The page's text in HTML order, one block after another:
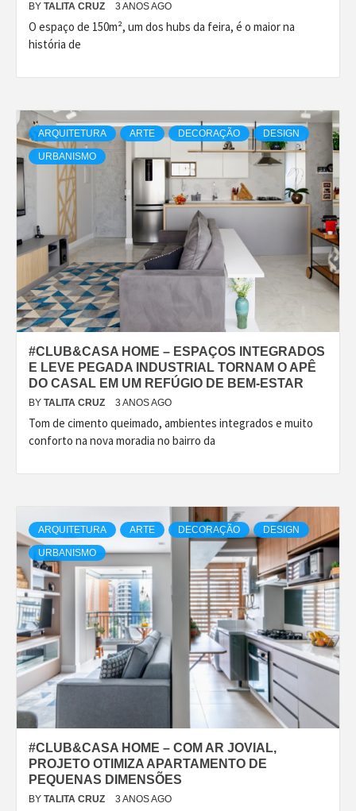
BY TALITA CRUZ 3 ANOS AGO
O espaço de 150m², um dos hubs da feira, é o maior na
história de
ARQUITETURA ARTE DECORAÇÃO DESIGN
URBANISMO
#CLUB&CASA HOME – ESPAÇOS INTEGRADOS
E LEVE PEGADA INDUSTRIAL TORNAM O APÊ
DO CASAL EM UM REFÚGIO DE BEM-ESTAR
BY TALITA CRUZ 3 ANOS AGO
Tom de cimento queimado, ambientes integrados e muito
conforto na nova moradia no bairro da
ARQUITETURA ARTE DECORAÇÃO DESIGN
URBANISMO
#CLUB&CASA HOME – COM AR JOVIAL,
PROJETO OTIMIZA APARTAMENTO DE
PEQUENAS DIMENSÕES
BY TALITA CRUZ 3 ANOS AGO